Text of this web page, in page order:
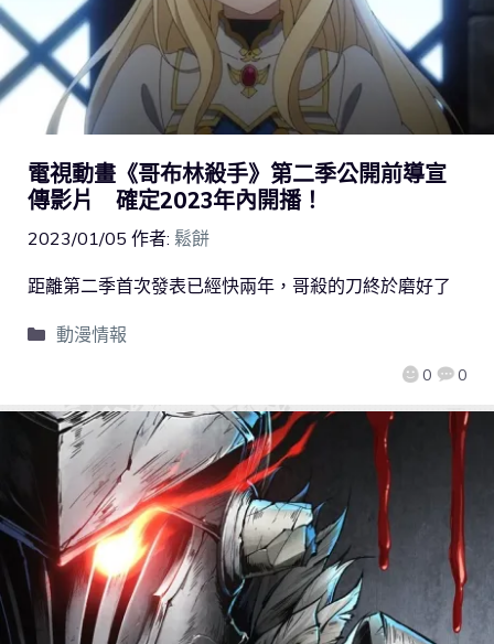
電視動畫《哥布林殺手》第二季公開前導宣
傳影片 確定2023年內開播！
2023/01/05 作者: 鬆餅
0 0
距離第二季首次發表已經快兩年，哥殺的刀終於磨好了
動漫情報